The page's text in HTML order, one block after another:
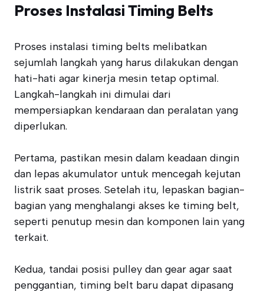
Proses Instalasi Timing Belts
Proses instalasi timing belts melibatkan
sejumlah langkah yang harus dilakukan dengan
hati-hati agar kinerja mesin tetap optimal.
Langkah-langkah ini dimulai dari
mempersiapkan kendaraan dan peralatan yang
diperlukan.
Pertama, pastikan mesin dalam keadaan dingin
dan lepas akumulator untuk mencegah kejutan
listrik saat proses. Setelah itu, lepaskan bagian-
bagian yang menghalangi akses ke timing belt,
seperti penutup mesin dan komponen lain yang
terkait.
Kedua, tandai posisi pulley dan gear agar saat
penggantian, timing belt baru dapat dipasang